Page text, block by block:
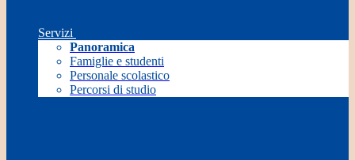
Servizi
Panoramica
Famiglie e studenti
Personale scolastico
Percorsi di studio